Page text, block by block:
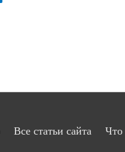
Все статьи сайта Что